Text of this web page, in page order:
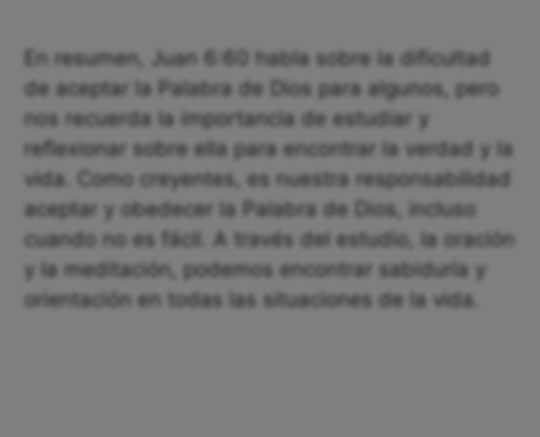
En resumen, Juan 6:60 habla sobre la dificultad
de aceptar la Palabra de Dios para algunos, pero
nos recuerda la importancia de estudiar y
reflexionar sobre ella para encontrar la verdad y la
vida. Como creyentes, es nuestra responsabilidad
aceptar y obedecer la Palabra de Dios, incluso
cuando no es fácil. A través del estudio, la oración
y la meditación, podemos encontrar sabiduría y
orientación en todas las situaciones de la vida.